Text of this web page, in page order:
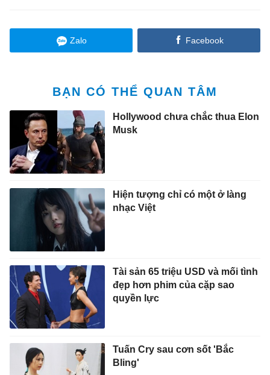
Zalo Facebook
BẠN CÓ THỂ QUAN TÂM
Hollywood chưa chắc thua Elon
Musk
Hiện tượng chỉ có một ở làng
nhạc Việt
Tài sản 65 triệu USD và mối tình
đẹp hơn phim của cặp sao
quyền lực
Tuấn Cry sau cơn sốt 'Bắc
Bling'